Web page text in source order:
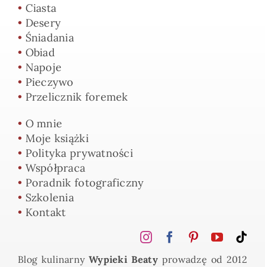
• Ciasta
• Desery
• Śniadania
• Obiad
• Napoje
• Pieczywo
• Przelicznik foremek
• O mnie
• Moje książki
• Polityka prywatności
• Współpraca
• Poradnik fotograficzny
• Szkolenia
• Kontakt
Blog kulinarny Wypieki Beaty prowadzę od 2012